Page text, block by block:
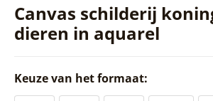
Canvas schilderij
dieren in aquarel
Keuze van het formaat: